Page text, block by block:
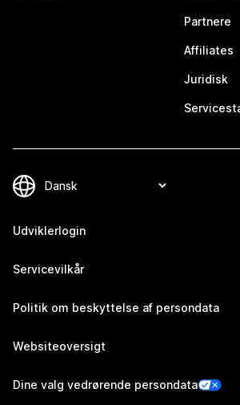
Partnere
Affiliates
Juridisk
Udviklerlogin
Servicevilkår
Politik om beskyttelse af persondata
Websiteoversigt
Dine valg vedrørende persondata